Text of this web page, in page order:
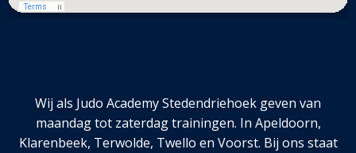
Wij als Judo Academy Stedendriehoek geven van
maandag tot zaterdag trainingen. In Apeldoorn,
Klarenbeek, Terwolde, Twello en Voorst. Bij ons staat